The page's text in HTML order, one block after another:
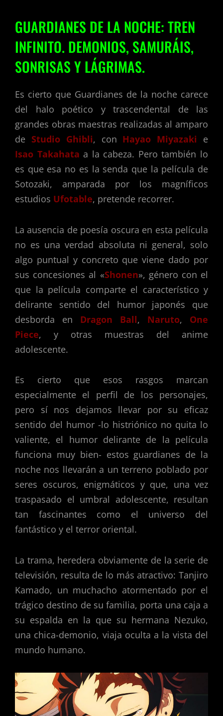
GUARDIANES DE LA NOCHE: TREN
INFINITO. DEMONIOS, SAMURÁIS,
SONRISAS Y LÁGRIMAS.
Es cierto que Guardianes de la noche carece
del halo poético y trascendental de las
grandes obras maestras realizadas al amparo
de Studio Ghibli, con Hayao Miyazaki e
Isao Takahata a la cabeza. Pero también lo
es que esa no es la senda que la película de
Sotozaki, amparada por los magníficos
estudios Ufotable, pretende recorrer.
La ausencia de poesía oscura en esta película
no es una verdad absoluta ni general, solo
algo puntual y concreto que viene dado por
sus concesiones al «Shonen», género con el
que la película comparte el característico y
delirante sentido del humor japonés que
desborda en Dragon Ball, Naruto, One
Piece, y otras muestras del anime
adolescente.
Es cierto que esos rasgos marcan
especialmente el perfil de los personajes,
pero sí nos dejamos llevar por su eficaz
sentido del humor -lo histriónico no quita lo
valiente, el humor delirante de la película
funciona muy bien- estos guardianes de la
noche nos llevarán a un terreno poblado por
seres oscuros, enigmáticos y que, una vez
traspasado el umbral adolescente, resultan
tan fascinantes como el universo del
fantástico y el terror oriental.
La trama, heredera obviamente de la serie de
televisión, resulta de lo más atractivo: Tanjiro
Kamado, un muchacho atormentado por el
trágico destino de su familia, porta una caja a
su espalda en la que su hermana Nezuko,
una chica-demonio, viaja oculta a la vista del
mundo humano.